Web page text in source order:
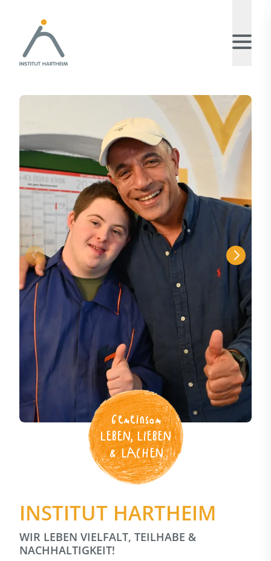
Gemeinsam
LEBEN, LIEBEN
& LACHEN
INSTITUT HARTHEIM
WIR LEBEN VIELFALT, TEILHABE &
NACHHALTIGKEIT!